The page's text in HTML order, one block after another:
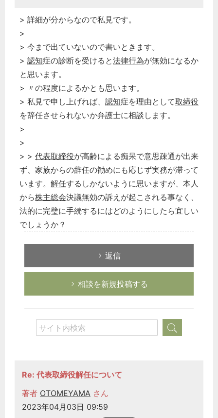
> 詳細が分からなので私見です。
>
> 今まで出ていないので書いときます。
> 認知症の診断を受けると法律行為が無効になるか
と思います。
> 〃の程度によるかとも思います。
> 私見で申し上げれば、 認知症を理由として取締役
を辞任させられないか弁護士に相談します。
>
>
> > 代表取締役が高齢による痴呆で意思疎通が出来
ず、家族からの辞任の勧めにも応じず実務が滞って
います。 解任するしかないように思いますが、本人
から株主総会決議無効の訴えが起こされる事なく、
法的に完璧に手続するにはどのようにしたら宜しい
でしょうか？
返信
相談を新規投稿する
Re: 代表取締役解任について
著者 OTOMEYAMA さん
2023年04月03日 09:59